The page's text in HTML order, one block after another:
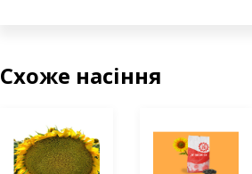
Схоже насіння